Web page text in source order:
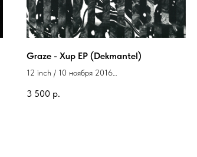
Graze - Xup EP (Dekmantel)
12 inch / 10 ноября 2016
3 500 р.